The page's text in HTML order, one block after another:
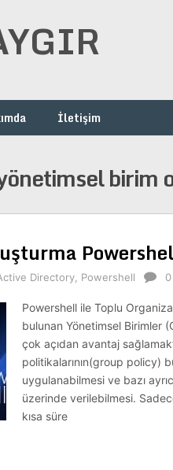
İletişim
birim
Directory Powershell
Powershell ile Toplu
bulunan Yönetimsel Birimler
çok açıdan avantaj
politikalarının(group policy)
uygulanabilmesi ve bazı
üzerinde verilebilmesi.
kısa süre